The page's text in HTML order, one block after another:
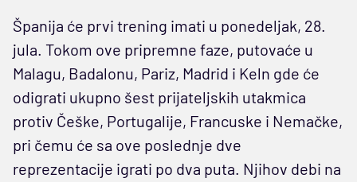
Španija će prvi trening imati u ponedeljak, 28.
jula. Tokom ove pripremne faze, putovaće u
Malagu, Badalonu, Pariz, Madrid i Keln gde će
odigrati ukupno šest prijateljskih utakmica
protiv Češke, Portugalije, Francuske i Nemačke,
pri čemu će sa ove poslednje dve
reprezentacije igrati po dva puta. Njihov debi na